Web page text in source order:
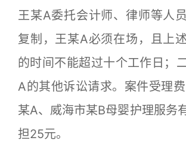
王某A委托会计师、律师等人员
复制，王某A必须在场，且上
的时间不能超过十个工作日；
A的其他诉讼请求。案件受理
某A、威海市某B母婴护理服务
担25元。